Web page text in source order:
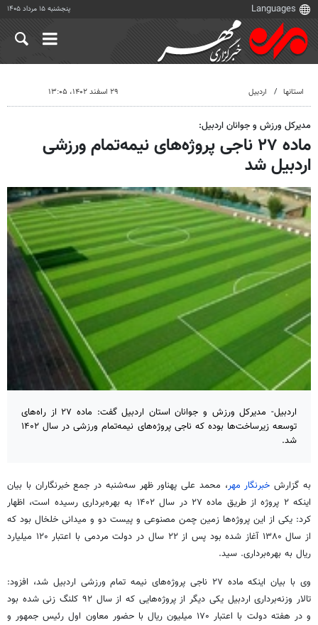
پنجشنبه ۱۵ مرداد ۱۴۰۵
استانها اردبیل ۲۹ اسفند ۱۴۰۲، ۱۳:۰۵
مدیرکل ورزش و جوانان اردبیل:
ماده ۲۷ ناجی پروژه‌های نیمه‌تمام ورزشی
اردبیل شد
اردبیل- مدیرکل ورزش و جوانان استان اردبیل گفت: ماده ۲۷ از راه‌های
توسعه زیرساخت‌ها بوده که ناجی پروژه‌های نیمه‌تمام ورزشی در سال ۱۴۰۲
شد.
به گزارش خبرنگار مهر، محمد علی پهناور ظهر سه‌شنبه در جمع خبرنگاران با بیان
اینکه ۲ پروژه از طریق ماده ۲۷ در سال ۱۴۰۲ به بهره‌برداری رسیده است، اظهار
کرد: یکی از این پروژه‌ها زمین چمن مصنوعی و پیست دو و میدانی خلخال بود که
از سال ۱۳۸۰ آغاز شده بود پس از ۲۲ سال در دولت مردمی با اعتبار ۱۲۰ میلیارد
ریال به بهره‌برداری. سید.
وی با بیان اینکه ماده ۲۷ ناجی پروژه‌های نیمه تمام ورزشی اردبیل شد، افزود:
تالار وزنه‌برداری اردبیل یکی دیگر از پروژه‌هایی که از سال ۹۲ کلنگ زنی شده بود
و در هفته دولت با اعتبار ۱۷۰
میلیون ریال با حضور معاون اول رئیس جمهور و